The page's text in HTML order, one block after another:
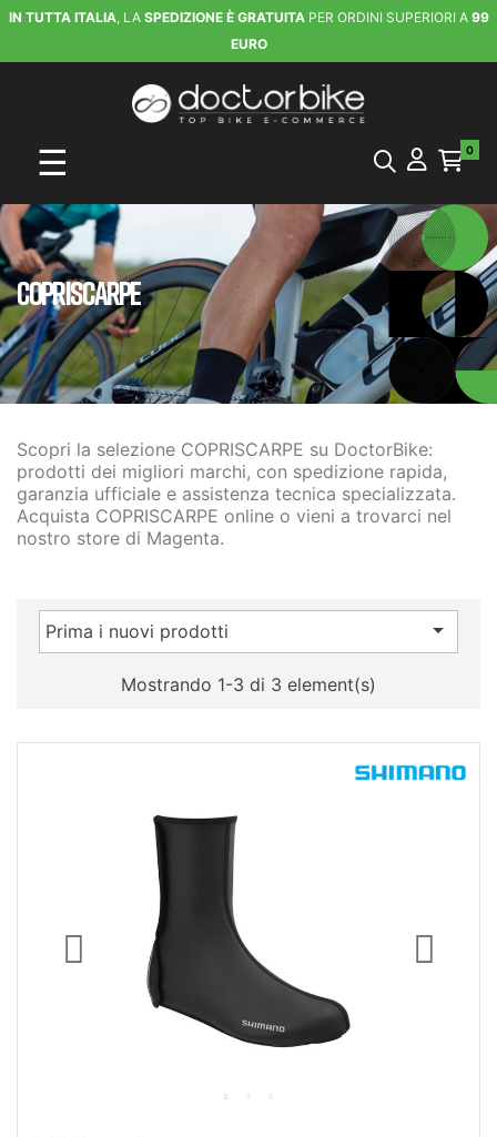
IN TUTTA ITALIA, LA SPEDIZIONE È GRATUITAPER ORDINI SUPERIORI A 99
EURO
navigazione Toggle
☰ 0
COPRISCARPE
Scopri la selezione COPRISCARPE su DoctorBike:
prodotti dei migliori marchi, con spedizione rapida,
garanzia ufficiale e assistenza tecnica specializzata.
Acquista COPRISCARPE online o vieni a trovarci nel
nostro store di Magenta.
Prima i nuovi prodotti 
Mostrando 1-3 di 3 element(s)